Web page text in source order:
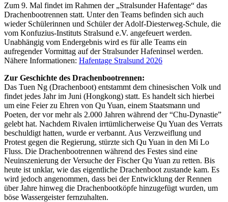
Zum 9. Mal findet im Rahmen der „Stralsunder Hafentage“ das
Drachenbootrennen statt. Unter den Teams befinden sich auch
wieder Schülerinnen und Schüler der Adolf-Diesterweg-Schule, die
vom Konfuzius-Instituts Stralsund e.V. angefeuert werden.
Unabhängig vom Endergebnis wird es für alle Teams ein
aufregender Vormittag auf der Stralsunder Hafeninsel werden.
Nähere Informationen: Hafentage Stralsund 2026
Zur Geschichte des Drachenbootrennen:
Das Tuen Ng (Drachenboot) entstammt dem chinesischen Volk und
findet jedes Jahr im Juni (Hongkong) statt. Es handelt sich hierbei
um eine Feier zu Ehren von Qu Yuan, einem Staatsmann und
Poeten, der vor mehr als 2.000 Jahren während der “Chu-Dynastie”
gelebt hat. Nachdem Rivalen irrtümlicherweise Qu Yuan des Verrats
beschuldigt hatten, wurde er verbannt. Aus Verzweiflung und
Protest gegen die Regierung, stürzte sich Qu Yuan in den Mi Lo
Fluss. Die Drachenbootrennen während des Festes sind eine
Neuinszenierung der Versuche der Fischer Qu Yuan zu retten. Bis
heute ist unklar, wie das eigentliche Drachenboot zustande kam. Es
wird jedoch angenommen, dass bei der Entwicklung der Rennen
über Jahre hinweg die Drachenbootköpfe hinzugefügt wurden, um
böse Wassergeister fernzuhalten.